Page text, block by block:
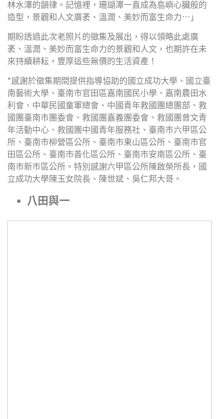
林水澤的韻律。記憶裡，珊瑚潭一直成為島嶼心臟般的
造型，景觀和人文廣袤、溫潤、美妙而富生命力…」
期盼透過此次老照片的徵集及展出，得以領略此處廣
袤、溫潤、美妙而富生命力的景觀和人文，也期許在未
來持續耕耘，豐厚這些無價的生活資產！
*感謝於徵集期間提供指導協助的國立成功大學、國立臺
南藝術大學、臺南市官田區嘉南國民小學、嘉南農田水
利會、中華民國童軍總會、中國青年救國團總團部、救
國團臺南市團委會、救國團嘉義團委會、救國團曾文青
年活動中心、救國團中國青年服務社、臺南市六甲區公
所、臺南市柳營區公所、臺南市東山區公所、臺南市官
田區公所、臺南市善化區公所、臺南市安南區公所、臺
南市新市區公所。特別感謝六甲區公所陳啟榮所長，國
立成功大學陳玉女院長、陳世斌、吳仁邦大哥。
八田與一